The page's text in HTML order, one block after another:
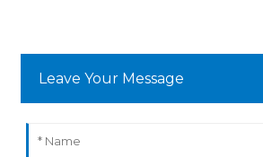
Leave Your Message